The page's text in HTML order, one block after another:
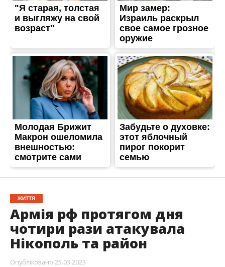
ЖИТТЯ
Армія рф протягом дня
чотири рази атакувала
Нікополь та район
Опубліковано25.03.2023